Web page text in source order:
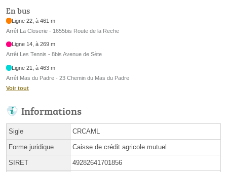
En bus
Ligne 22, à 461 m
Arrêt La Closerie - 1655bis Route de la Reche
Ligne 14, à 269 m
Arrêt Les Tennis - 8bis Avenue de Sète
Ligne 21, à 463 m
Arrêt Mas du Padre - 23 Chemin du Mas du Padre
Voir tout
Informations
Sigle CRCAML
Forme juridique Caisse de crédit agricole mutuel
SIRET 49282641701856